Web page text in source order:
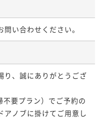
い合わせください。
り、誠にありがとうござ
不要プラン）でご予約の
アノブに掛けてご用意し